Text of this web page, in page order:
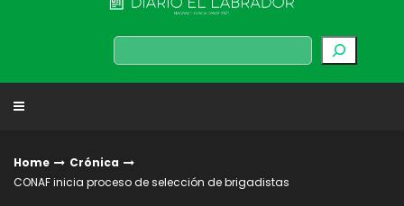
Buscar
Home
Crónica
CONAF inicia proceso de selección de brigadistas